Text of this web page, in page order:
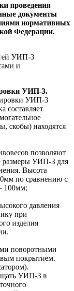
проведения
документы
нормативных
Федерации.
УИП-3
и
УИП-3.
УИП-3
составляет
скобы) находятся
позволяют
размеры УИП-3 для
Высота
по сравнению с
100мм;
давления
при
изделия
поворотными
покрытием.
УИП-3 в